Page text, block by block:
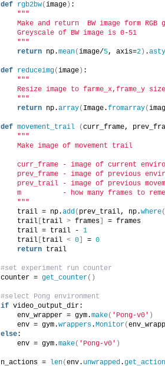
def rgb2bw(image ) :
"""
Make and return  BW image form RGB
    Greyscale of BW image is 0-51
    "
""
return np.mean(image/5, axis=2 ) .
def reduceimg(image ) :
"""
Resize image to farme_x,frame_y
    "
""
return np.array( Image.fromarray(
def movement_trail (curr_frame,
"""
    Make image of movement trail
curr_frame - image of current
prev_frame - image of previous
prev_trail - image of previous
m          - how many frames to
    "
""
    trail = np.
add( prev_trail, np.where(
    trail
trail > frames
= frames
    trail = trail -
1
    trail
trail < 0 = 0
return trail
#set experiment run counter
counter = get_counter()
#select Pong environment
if video_output_dir:
    env_wrapper = gym.
make( 'Pong-v0' )
    env = gym.
wrappers.Monitor(
else:
    env = gym.
make( 'Pong-v0' )
n_actions = len(env. unwrapped.